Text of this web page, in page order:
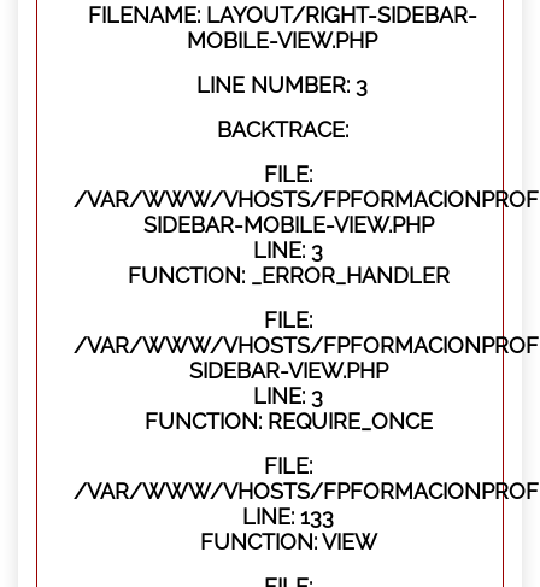
FILENAME: LAYOUT/RIGHT-SIDEBAR-
MOBILE-VIEW.PHP
LINE NUMBER: 3
BACKTRACE:
FILE:
/VAR/WWW/VHOSTS/
SIDEBAR-MOBILE-VIEW.PHP
LINE: 3
FUNCTION: _ERROR_HANDLER
FILE:
/VAR/WWW/VHOSTS/
SIDEBAR-VIEW.PHP
LINE: 3
FUNCTION: REQUIRE_ONCE
FILE:
/VAR/WWW/VHOSTS/
LINE: 133
FUNCTION: VIEW